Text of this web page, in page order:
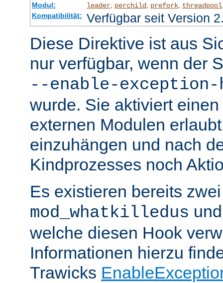
Modul: leader, perchild, prefork, threadpool
Kompatibilität:
Verfügbar seit Version
Diese Direktive ist aus
nur verfügbar, wenn der
--enable-exception-
wurde. Sie aktiviert
externen Modulen
einzuhängen und nach
Kindprozesses noch
Es existieren bereits
mod_whatkilledus
welche diesen Hook
Informationen hierzu
Trawicks